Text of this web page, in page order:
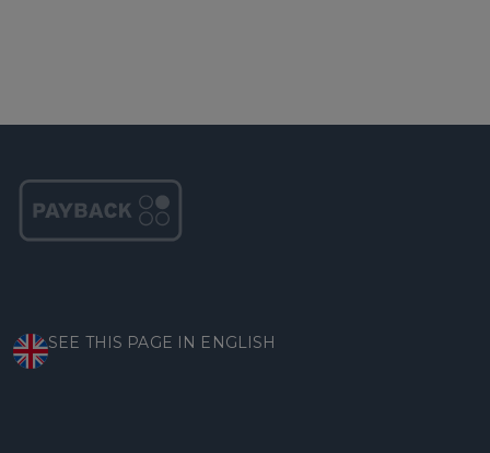
SEE THIS PAGE IN ENGLISH